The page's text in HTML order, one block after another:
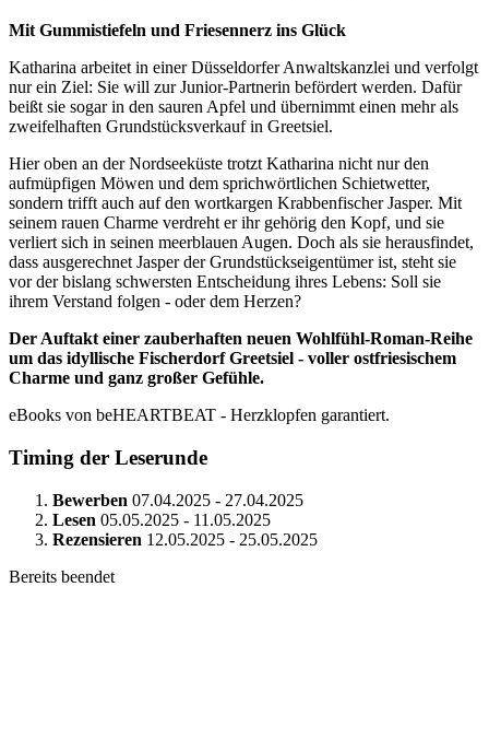
Mit Gummistiefeln und Friesennerz ins Glück
Katharina arbeitet in einer Düsseldorfer Anwaltskanzlei und verfolgt
nur ein Ziel: Sie will zur Junior-Partnerin befördert werden. Dafür
beißt sie sogar in den sauren Apfel und übernimmt einen mehr als
zweifelhaften Grundstücksverkauf in Greetsiel.
Hier oben an der Nordseeküste trotzt Katharina nicht nur den
aufmüpfigen Möwen und dem sprichwörtlichen Schietwetter,
sondern trifft auch auf den wortkargen Krabbenfischer Jasper. Mit
seinem rauen Charme verdreht er ihr gehörig den Kopf, und sie
verliert sich in seinen meerblauen Augen. Doch als sie herausfindet,
dass ausgerechnet Jasper der Grundstückseigentümer ist, steht sie
vor der bislang schwersten Entscheidung ihres Lebens: Soll sie
ihrem Verstand folgen - oder dem Herzen?
Der Auftakt einer zauberhaften neuen Wohlfühl-Roman-Reihe
um das idyllische Fischerdorf Greetsiel - voller ostfriesischem
Charme und ganz großer Gefühle.
eBooks von beHEARTBEAT - Herzklopfen garantiert.
Timing der Leserunde
Bewerben 07.04.2025 - 27.04.2025
Lesen 05.05.2025 - 11.05.2025
Rezensieren 12.05.2025 - 25.05.2025
Bereits beendet